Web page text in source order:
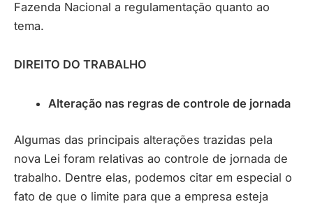
Fazenda Nacional a regulamentação quanto ao
tema.
DIREITO DO TRABALHO
Alteração nas regras de controle de jornada
Algumas das principais alterações trazidas pela
nova Lei foram relativas ao controle de jornada de
trabalho. Dentre elas, podemos citar em especial o
fato de que o limite para que a empresa esteja